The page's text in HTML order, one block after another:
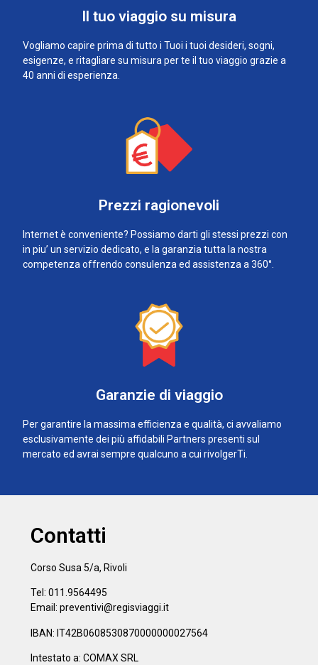
Il tuo viaggio su misura
Vogliamo capire prima di tutto i Tuoi i tuoi desideri, sogni,
esigenze, e ritagliare su misura per te il tuo viaggio grazie a
40 anni di esperienza.
Prezzi ragionevoli
Internet è conveniente? Possiamo darti gli stessi prezzi con
in piu’ un servizio dedicato, e la garanzia tutta la nostra
competenza offrendo consulenza ed assistenza a 360°.
Garanzie di viaggio
Per garantire la massima efficienza e qualità, ci avvaliamo
esclusivamente dei più affidabili Partners presenti sul
mercato ed avrai sempre qualcuno a cui rivolgerTi.
Contatti
Corso Susa 5/a, Rivoli
Tel: 011.9564495
Email: preventivi@regisviaggi.it
IBAN: IT42B0608530870000000027564
Intestato a: COMAX SRL